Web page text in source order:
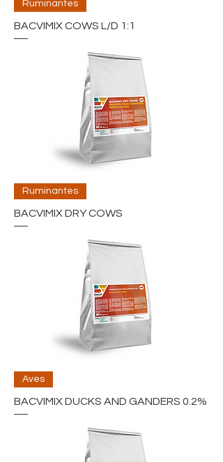
Ruminantes
BACVIMIX COWS L/D 1:1
Ruminantes
BACVIMIX DRY COWS
Aves
BACVIMIX DUCKS AND GANDERS 0.2%